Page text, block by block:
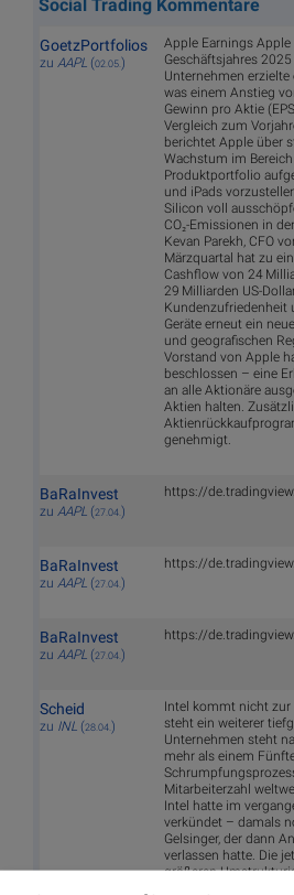
Social Trading Kommentare
GoetzPortfolios
zu AAPL (02.05.)
Apple Earnings
Geschäftsjahres
Unternehmen erzielte
was einem Anstieg
Gewinn pro Aktie
Vergleich zum
berichtet Apple über
Wachstum im
Produktportfolio
und iPads
Silicon voll
CO₂-Emissionen in
Kevan Parekh, CFO
Märzquartal hat zu
Cashflow von 24
29 Milliarden US-
Kundenzufriedenheit
Geräte erneut ein
und geografischen
Vorstand von Apple
beschlossen – eine
an alle Aktionäre
Aktien halten.
genehmigt.
BaRaInvest
zu AAPL (27.04.)
https://
BaRaInvest
zu AAPL (27.04.)
https://
BaRaInvest
zu AAPL (27.04.)
https://
Scheid
zu INL (28.04.)
Intel kommt nicht zur
steht ein weiterer
Unternehmen steht
mehr als einem
Mitarbeiterzahl
Intel hatte im
verkündet – damals
Gelsinger, der dann
verlassen hatte. Die
größeren